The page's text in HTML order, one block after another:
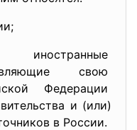
свою
Федерации
ства и (или)
в России.